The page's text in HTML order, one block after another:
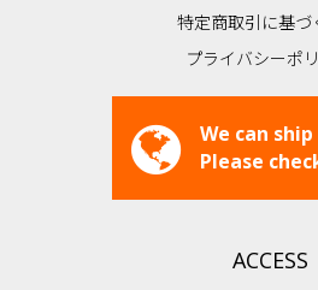
特定商取引に基づ
プライバシーポ
We can
Please
ACCESS